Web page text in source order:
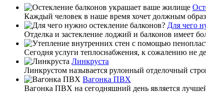
Каждый человек в наше время хочет должным
Для чего
Отделка и застекление лоджий и балконов имеет
Сегодня услуги теплоснабжения, к сожалению не
Линкруста
Линкрустом называется рулонный отделочный
Вагонка ПВХ
Вагонка ПВХ на сегодняшний день является